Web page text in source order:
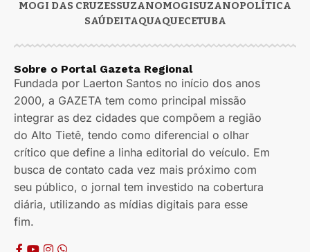
MOGI DAS CRUZESSUZANOMOGISUZANOPOLÍTICA
SAÚDEITAQUAQUECETUBA
Sobre o Portal Gazeta Regional
Fundada por Laerton Santos no início dos anos
2000, a GAZETA tem como principal missão
integrar as dez cidades que compõem a região
do Alto Tietê, tendo como diferencial o olhar
crítico que define a linha editorial do veículo. Em
busca de contato cada vez mais próximo com
seu público, o jornal tem investido na cobertura
diária, utilizando as mídias digitais para esse
fim.